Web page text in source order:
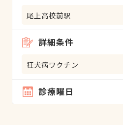
尾上高校前駅
詳細条件
狂犬病ワクチン
診療曜日